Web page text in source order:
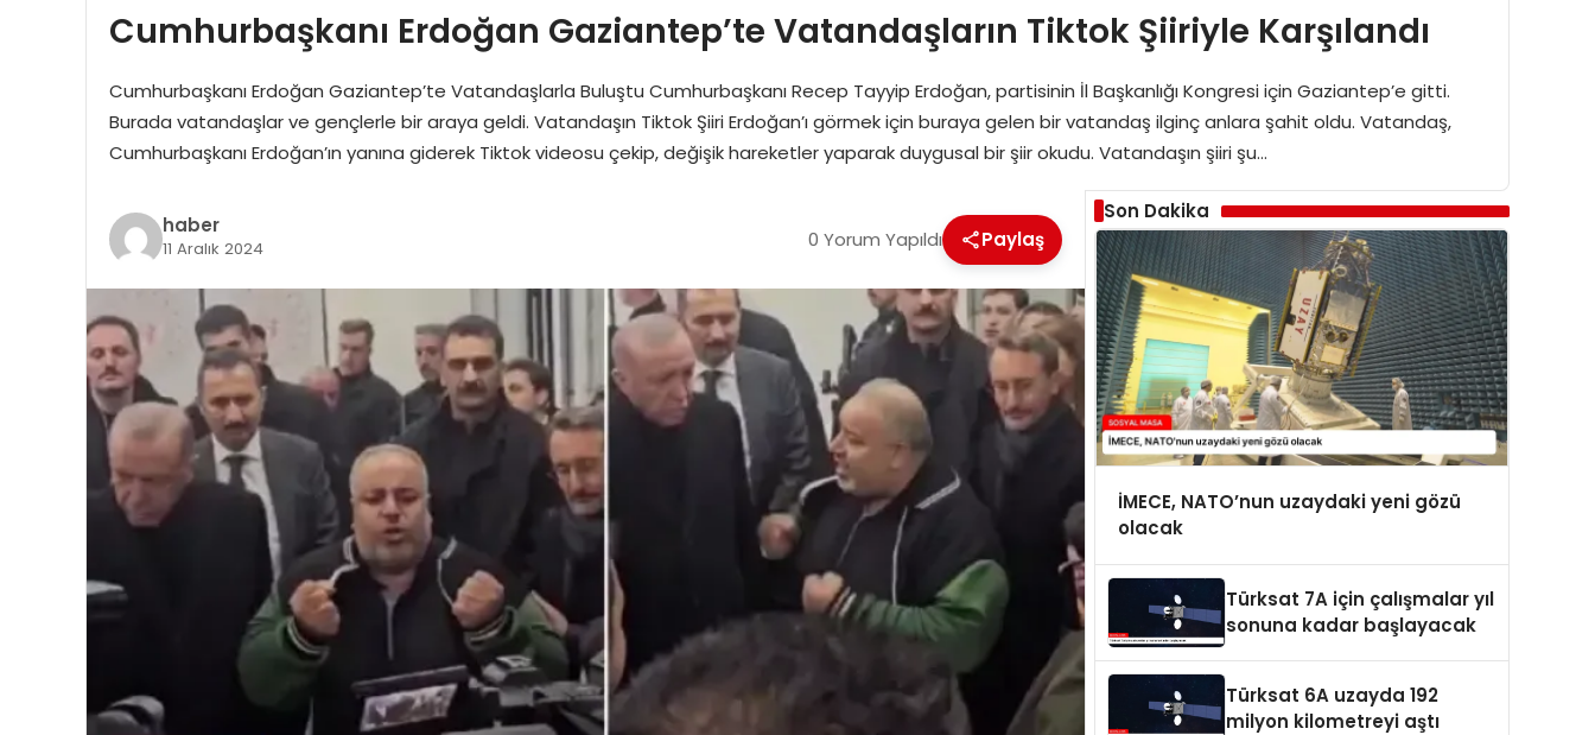
Cumhurbaşkanı Erdoğan Gaziantep’te Vatandaşların Tiktok Şiiriyle Karşılandı
Cumhurbaşkanı Erdoğan Gaziantep’te Vatandaşlarla Buluştu Cumhurbaşkanı Recep Tayyip Erdoğan, partisinin İl Başkanlığı Kongresi için Gaziantep’e gitti.
Burada vatandaşlar ve gençlerle bir araya geldi. Vatandaşın Tiktok Şiiri Erdoğan’ı görmek için buraya gelen bir vatandaş ilginç anlara şahit oldu. Vatandaş,
Cumhurbaşkanı Erdoğan’ın yanına giderek Tiktok videosu çekip, değişik hareketler yaparak duygusal bir şiir okudu. Vatandaşın şiiri şu…
haber
11 Aralık 2024 0 Yorum Yapıldı Paylaş
Son Dakika
İMECE, NATO’nun uzaydaki yeni gözü
olacak
Türksat 7A için çalışmalar yıl
sonuna kadar başlayacak
Türksat 6A uzayda 192
milyon kilometreyi aştı